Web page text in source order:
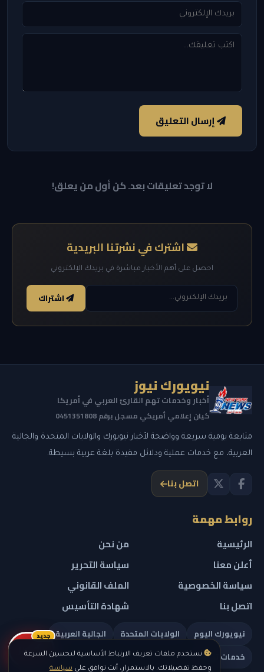
نستخدم ملفات تعريف الارتباط الأساسية لتحسين السرعة
وحفظ تفضيلاتك. بالاستمرار، أنت توافق على سياسة
إرسال التعليق
لا توجد تعليقات بعد. كن أول من يعلق!
اشترك في نشرتنا البريدية
احصل على أهم الأخبار مباشرة في بريدك الإلكتروني
اشتراك
نيويورك نيوز
أخبار وخدمات تهم القارئ العربي في أمريكا
كيان إعلامي أمريكي مسجل برقم 0451351808
متابعة يومية سريعة وواضحة لأخبار نيويورك والولايات المتحدة والجالية
العربية، مع خدمات عملية ودلائل مفيدة بلغة عربية بسيطة.
اتصل بنا
روابط مهمة
الرئيسية
من نحن
أعلن معنا
سياسة التحرير
سياسة الخصوصية
الملف القانوني
اتصل بنا
شهادة التأسيس
نيويورك اليوم الولايات المتحدة
الجالية العربية
خدمات تهمك
ريلز
جديد